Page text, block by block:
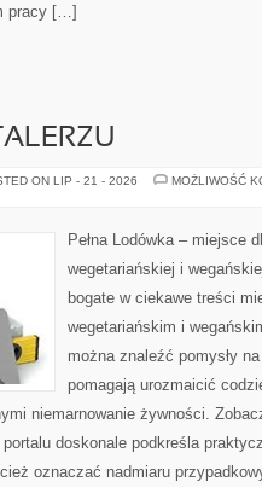
pracy […]
ON LIP - 21 - 2026
MOŻLIWOŚĆ
Pełna Lodówka – miejsce
wegetariańskiej i
bogate w ciekawe treści
wegetariańskim i
można znaleźć pomysły
pomagają urozmaicić
niemarnowanie żywności.
doskonale podkreśla
oznaczać nadmiaru